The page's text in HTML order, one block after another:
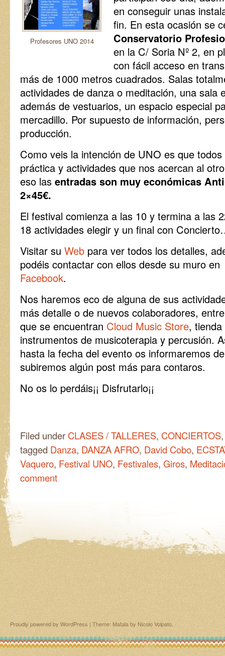
Profesores UNO 2014
en conseguir unas
fin. En esta ocasión se
Conservatorio
en la C/ Soria Nº 2, en
con fácil acceso en
más de 1000 metros cuadrados. Salas
actividades de danza o meditación, una sala
además de vestuarios, un espacio especial
mercadillo. Por supuesto de información,
producción.
Como veis la intención de UNO es que
práctica y actividades que nos acercan al
eso las entradas son muy económicas
2×45€.
El festival comienza a las 10 y termina a las
18 actividades elegir y un final con
Visitar su Web para ver todos los detalles,
podéis contactar con ellos desde su muro en
Facebook.
Nos haremos eco de alguna de sus
más detalle o de nuevos colaboradores,
que se encuentran Cloud Music Store,
instrumentos de musicoterapia y percusión.
hasta la fecha del evento os informaremos
subiremos algún post más para contaros.
No os lo perdáis¡¡ Disfrutarlo¡¡
Filed under CLASES / TALLERES, CONCIERTOS
tagged Danza, DANZA AFRO, David Cobo,
Vaquero, Festival UNO, Festivales, Giros,
comment
Proudly powered by WordPress | Theme: Matala by Nicolo Volpato